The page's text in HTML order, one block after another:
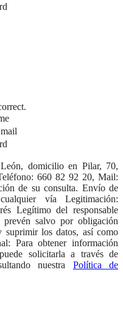
León, domicilio en Pilar, 70,
660 82 92 20, Mail:
de su consulta. Envío de
vía Legitimación:
Legítimo del responsable
salvo por obligación
suprimir los datos, así como
Para obtener información
solicitarla a través de
nuestra Política de